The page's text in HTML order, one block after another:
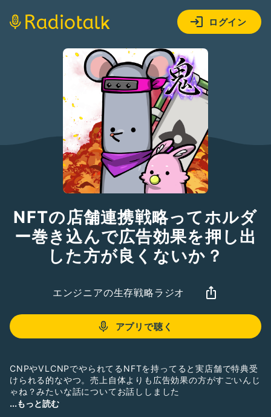
ログイン
NFTの店舗連携戦略ってホルダ
ー巻き込んで広告効果を押し出
した方が良くないか？
エンジニアの生存戦略ラジオ
アプリで聴く
CNPやVLCNPでやられてるNFTを持ってると実店舗で特典受
けられる的なやつ。売上自体よりも広告効果の方がすごいんじ
ゃね？みたいな話についてお話ししました
#NFT #Radiotalk
...もっと読む